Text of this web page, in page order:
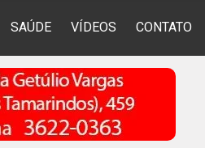
SAÚDE VÍDEOS CONTATO